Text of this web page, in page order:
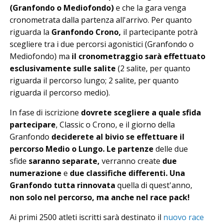
(Granfondo o Mediofondo)e che la gara venga
cronometrata dalla partenza all'arrivo. Per quanto
riguarda la Granfondo Crono, il partecipante potrà
scegliere tra i due percorsi agonistici (Granfondo o
Mediofondo) ma il cronometraggio sarà effettuato
esclusivamente sulle salite (2 salite, per quanto
riguarda il percorso lungo; 2 salite, per quanto
riguarda il percorso medio).
In fase di iscrizione dovrete scegliere a quale sfida
partecipare, Classic o Crono, e il giorno della
Granfondo deciderete al bivio se effettuare il
percorso Medio o Lungo. Le partenze delle due
sfide saranno separate, verranno create due
numerazione e due classifiche differenti. Una
Granfondo tutta rinnovata quella di quest'anno,
non solo nel percorso, ma anche nel race pack!
Ai primi 2500 atleti iscritti sarà destinato il nuovo race